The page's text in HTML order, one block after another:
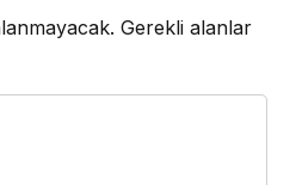
Gerekli alanlar